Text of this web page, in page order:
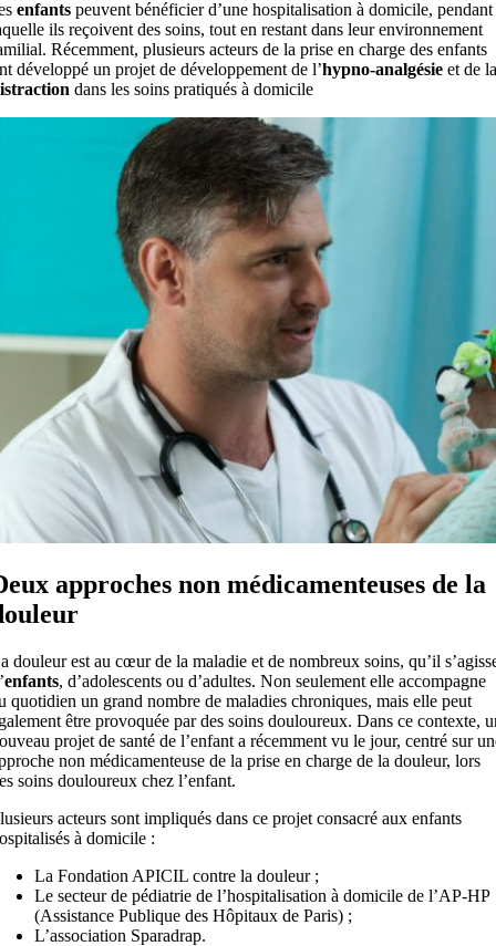
enfantspeuvent bénéficier d’une hospitalisation à domicile, pendant
ils reçoivent des soins, tout en restant dans leur environnement
Récemment, plusieurs acteurs de la prise en charge des enfants
développé un projet de développement de l’hypno-analgésieet de la
dans les soins pratiqués à domicile
approches non médicamenteuses de la
douleur est au cœur de la maladie et de nombreux soins, qu’il
enfants, d’adolescents ou d’adultes. Non seulement elle accompagne
quotidien un grand nombre de maladies chroniques, mais elle peut
être provoquée par des soins douloureux. Dans ce contexte,
projet de santé de l’enfant a récemment vu le jour, centré sur
non médicamenteuse de la prise en charge de la douleur, lors
soins douloureux chez l’enfant.
acteurs sont impliqués dans ce projet consacré aux enfants
à domicile :
La Fondation APICIL contre la douleur ;
Le secteur de pédiatrie de l’hospitalisation à domicile de l’AP-HP
(Assistance Publique des Hôpitaux de Paris) ;
L’association Sparadrap.